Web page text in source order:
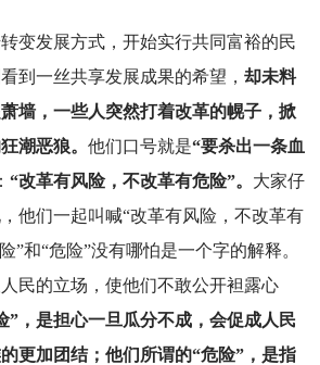
变发展方式，开始实行共同富裕的民
到一丝共享发展成果的希望， 却未料
墙，一些人突然打着改革的幌子，掀
潮恶狼。 他们口号就是“要杀出一条血
“改革有风险，不改革有危险”。 大家仔
他们一起叫喊“改革有风险，不改革有
”和“危险”没有哪怕是一个字的解释。
民的立场，使他们不敢公开袒露心
”，是担心一旦瓜分不成，会促成人民
更加团结；他们所谓的“危险”，是指